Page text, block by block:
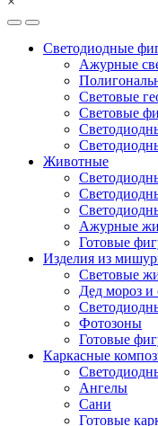
Светодиодные
Ажурные
Световые
Световые
Животные
Ажурные
Готовые
Изделия из
Световые
Дед мороз и
Фотозоны
Готовые
Каркасные
Ангелы
Сани
Готовые